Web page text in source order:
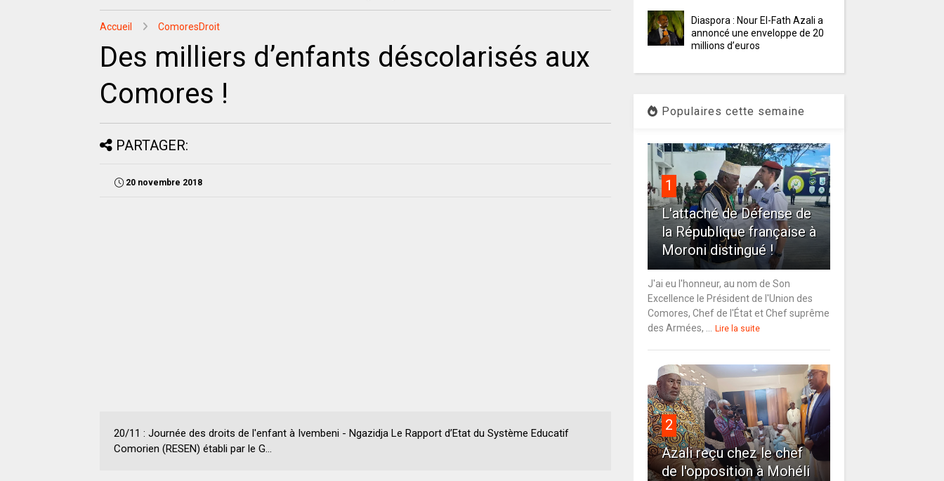
Accueil ComoresDroit
Des milliers d’enfants déscolarisés aux
Comores !
PARTAGER:
20 novembre 2018
20/11 : Journée des droits de l'enfant à Ivembeni - Ngazidja Le Rapport d’Etat du Système Educatif
Comorien (RESEN) établi par le G...
Diaspora : Nour El-Fath Azali a
annoncé une enveloppe de 20
millions d’euros
Populaires cette semaine
1
L'attaché de Défense de
la République française à
Moroni distingué !
J'ai eu l'honneur, au nom de Son
Excellence le Président de l'Union des
Comores, Chef de l'État et Chef suprême
des Armées, ...
Lire la suite
2
Azali reçu chez le chef
de l'opposition à Mohéli